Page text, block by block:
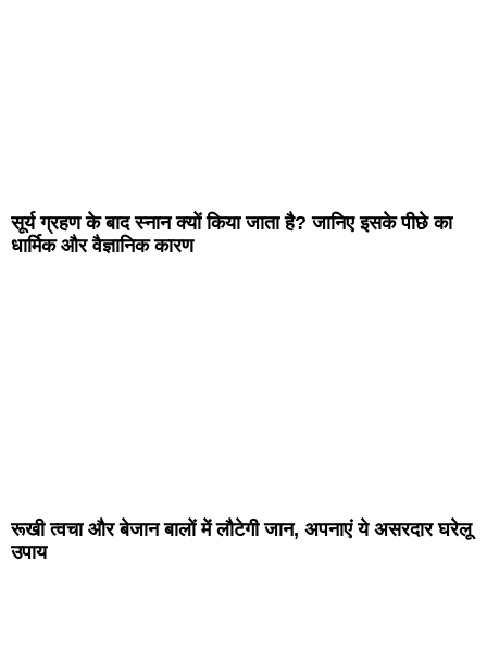
सूर्य ग्रहण के बाद स्नान क्यों किया जाता है? जानिए इसके पीछे का
धार्मिक और वैज्ञानिक कारण
रूखी त्वचा और बेजान बालों में लौटेगी जान, अपनाएं ये असरदार घरेलू
उपाय